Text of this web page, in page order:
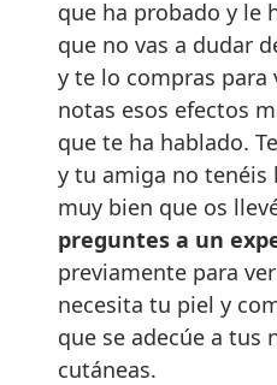
que ha probado y le
que no vas a dudar
y te lo compras
notas esos efectos
que te ha hablado.
y tu amiga no tenéis
muy bien que os
preguntes a un
previamente para
necesita tu piel y
que se adecúe a tus
cutáneas.